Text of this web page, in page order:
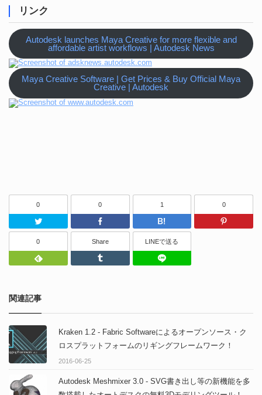
リンク
Autodesk launches Maya Creative for more flexible and
affordable artist workflows | Autodesk News
Maya Creative Software | Get Prices & Buy Official Maya
Creative | Autodesk
0
Twitter
0
Facebook
1
はてなブッ
0
0
Feedly
Share
Tumblr
LINEで送る
関連記事
Kraken 1.2 - Fabric Softwareによるオープンソース・ク
ロスプラットフォームのリギングフレームワーク！
2016-06-25
Autodesk Meshmixer 3.0 - SVG書き出し等の新機能を多